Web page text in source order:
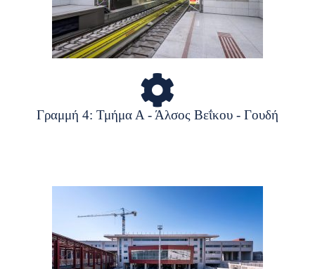
Γραμμή 4: Τμήμα Α - Άλσος Βεΐκου - Γουδή